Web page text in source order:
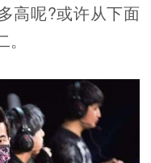
高呢?或许从下面